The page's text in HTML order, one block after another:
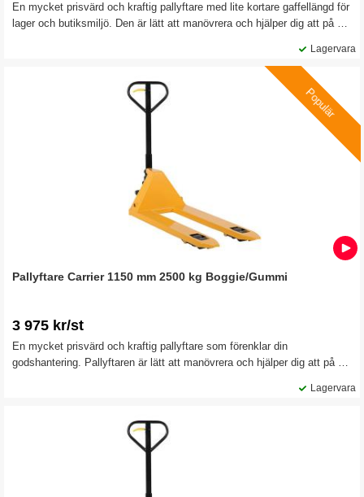
En mycket prisvärd och kraftig pallyftare med lite kortare gaffellängd för
lager och butiksmiljö. Den är lätt att manövrera och hjälper dig att på ett
Lagervara
Populär
Pallyftare Carrier 1150 mm 2500 kg Boggie/Gummi
3 975 kr/st
En mycket prisvärd och kraftig pallyftare som förenklar din
godshantering. Pallyftaren är lätt att manövrera och hjälper dig att på ett
Lagervara